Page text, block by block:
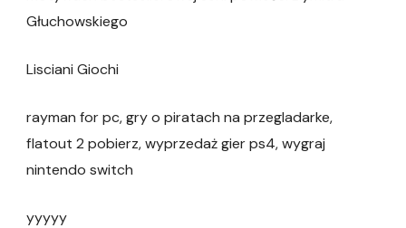
Głuchowskiego
Lisciani Giochi
rayman for pc, gry o piratach na przegladarke,
flatout 2 pobierz, wyprzedaż gier ps4, wygraj
nintendo switch
yyyyy